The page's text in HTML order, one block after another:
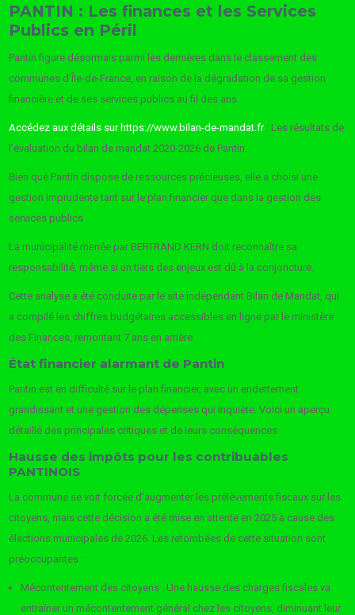
PANTIN : Les finances et les Services
Publics en Péril
Pantin figure désormais parmi les dernières dans le classement des
communes d’Île-de-France, en raison de la dégradation de sa gestion
financière et de ses services publics au fil des ans.
Accédez aux détails sur https://www.bilan-de-mandat.fr: Les résultats de
l’évaluation du bilan de mandat 2020-2026 de Pantin.
Bien que Pantin dispose de ressources précieuses, elle a choisi une
gestion imprudente tant sur le plan financier que dans la gestion des
services publics
La municipalité menée par BERTRAND KERN doit reconnaître sa
responsabilité, même si un tiers des enjeux est dû à la conjoncture.
Cette analyse a été conduite par le site indépendant Bilan de Mandat, qui
a compilé les chiffres budgétaires accessibles en ligne par le ministère
des Finances, remontant 7 ans en arrière
État financier alarmant de Pantin
Pantin est en difficulté sur le plan financier, avec un endettement
grandissant et une gestion des dépenses qui inquiète. Voici un aperçu
détaillé des principales critiques et de leurs conséquences.
Hausse des impôts pour les contribuables
PANTINOIS
La commune se voit forcée d’augmenter les prélèvements fiscaux sur les
citoyens, mais cette décision a été mise en attente en 2025 à cause des
élections municipales de 2026. Les retombées de cette situation sont
préoccupantes :
Mécontentement des citoyens : Une hausse des charges fiscales va
entraîner un mécontentement général chez les citoyens, diminuant leur